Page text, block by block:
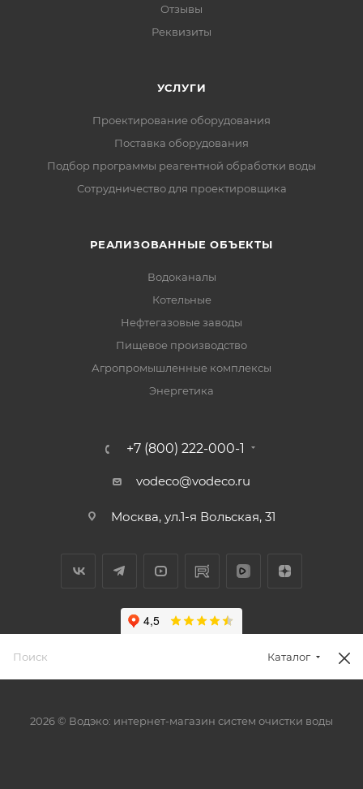
Отзывы
Реквизиты
УСЛУГИ
Проектирование оборудования
Поставка оборудования
Подбор программы реагентной обработки воды
Сотрудничество для проектировщика
РЕАЛИЗОВАННЫЕ ОБЪЕКТЫ
Водоканалы
Котельные
Нефтегазовые заводы
Пищевое производство
Агропромышленные комплексы
Энергетика
+7 (800) 222-000-1
vodeco@vodeco.ru
Москва, ул.1-я Вольская, 31
2026 © Водэко: интернет-магазин систем очистки воды
Каталог